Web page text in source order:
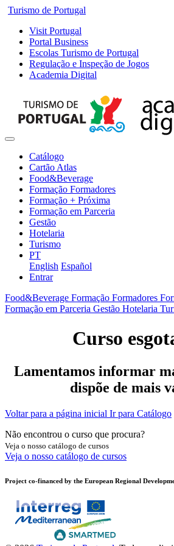
Turismo de Portugal
Visit Portugal
Portal Business
Escolas Turismo de Portugal
Regulação e Inspeção de Jogos
Academia Digital
Catálogo
Cartão Atlas
Food&Beverage
Formação Formadores
Formação + Próxima
Formação em Parceria
Gestão
Hotelaria
Turismo
PT
English Español
Entrar
Food&Beverage Formação Formadores
Formação em Parceria Gestão Hotelaria
Curso
Lamentamos informar
dispõe de mais
Voltar para a página inicial Ir para Catálogo
Não encontrou o curso que procura?
Veja o nosso catálogo de cursos
Veja o nosso catálogo de cursos
Project co-financed by the European Regional